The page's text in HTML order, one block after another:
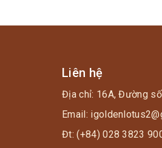
? Đến Golden Lotus
nghiệm ngay nha!!!
Liên hệ
Địa chỉ: 16A, Đường
Email:
Đt: (+84) 028 3823